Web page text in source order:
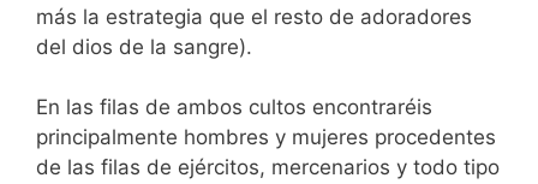
más la estrategia que el resto de adoradores
del dios de la sangre).
En las filas de ambos cultos encontraréis
principalmente hombres y mujeres procedentes
de las filas de ejércitos, mercenarios y todo tipo